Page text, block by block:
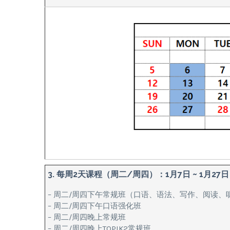
3. 每周2天课程（周二/周四）：1月7日 ~ 1月27日
– 周二/周四下午常规班（口语、语法、写作、阅读、
– 周二/周四下午口语强化班
– 周二/周四晚上常规班